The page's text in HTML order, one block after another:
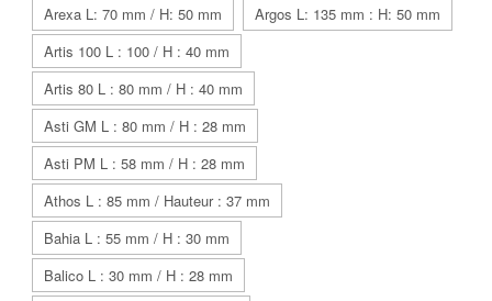
Arexa L: 70 mm / H: 50 mm
Argos L: 135 mm : H: 50 mm
Artis 100 L : 100 / H : 40 mm
Artis 80 L : 80 mm / H : 40 mm
Asti GM L : 80 mm / H : 28 mm
Asti PM L : 58 mm / H : 28 mm
Athos L : 85 mm / Hauteur : 37 mm
Bahia L : 55 mm / H : 30 mm
Balico L : 30 mm / H : 28 mm